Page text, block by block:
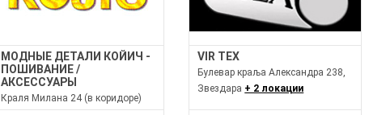
МОДНЫЕ ДЕТАЛИ КОЙИЧ -
ПОШИВАНИЕ /
АКСЕССУАРЫ
Краля Милана 24 (в коридоре)
VIR TEX
Булевар краља Александра 238,
Звездара + 2 локации